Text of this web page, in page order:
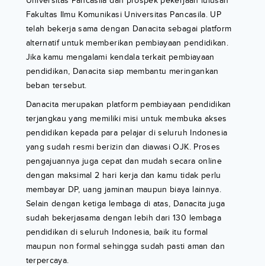
Fakultas Ilmu Komunikasi Universitas Pancasila. UP
telah bekerja sama dengan Danacita sebagai platform
alternatif untuk memberikan pembiayaan pendidikan.
Jika kamu mengalami kendala terkait pembiayaan
pendidikan, Danacita siap membantu meringankan
beban tersebut.
Danacita merupakan platform pembiayaan pendidikan
terjangkau yang memiliki misi untuk membuka akses
pendidikan kepada para pelajar di seluruh Indonesia
yang sudah resmi berizin dan diawasi OJK. Proses
pengajuannya juga cepat dan mudah secara online
dengan maksimal 2 hari kerja dan kamu tidak perlu
membayar DP, uang jaminan maupun biaya lainnya.
Selain dengan ketiga lembaga di atas, Danacita juga
sudah bekerjasama dengan lebih dari 130 lembaga
pendidikan di seluruh Indonesia, baik itu formal
maupun non formal sehingga sudah pasti aman dan
terpercaya.